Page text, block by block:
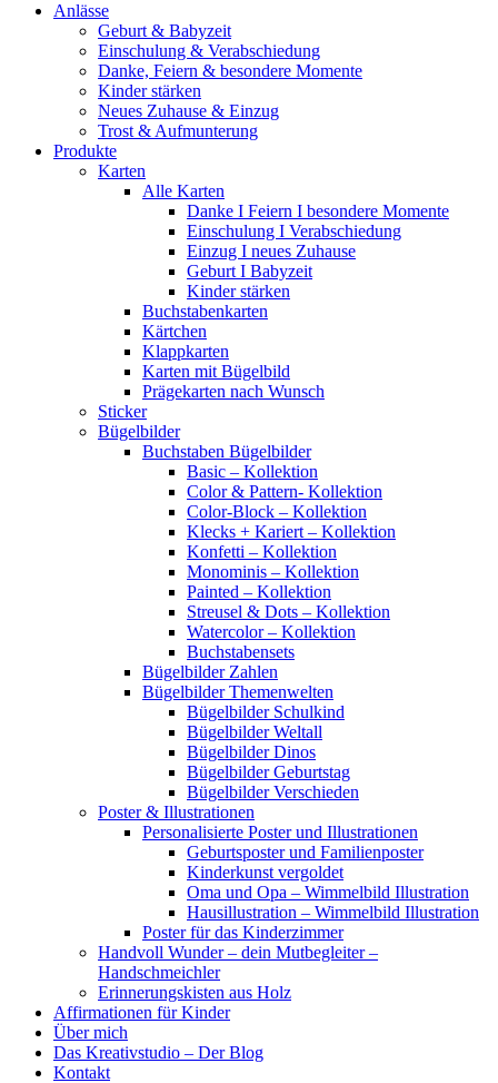
Anlässe
Geburt & Babyzeit
Einschulung & Verabschiedung
Danke, Feiern & besondere Momente
Kinder stärken
Neues Zuhause & Einzug
Trost & Aufmunterung
Produkte
Karten
Alle Karten
Danke I Feiern I besondere Momente
Einschulung I Verabschiedung
Einzug I neues Zuhause
Geburt I Babyzeit
Kinder stärken
Buchstabenkarten
Kärtchen
Klappkarten
Karten mit Bügelbild
Prägekarten nach Wunsch
Sticker
Bügelbilder
Buchstaben Bügelbilder
Basic – Kollektion
Color & Pattern- Kollektion
Color-Block – Kollektion
Klecks + Kariert – Kollektion
Konfetti – Kollektion
Monominis – Kollektion
Painted – Kollektion
Streusel & Dots – Kollektion
Watercolor – Kollektion
Buchstabensets
Bügelbilder Zahlen
Bügelbilder Themenwelten
Bügelbilder Schulkind
Bügelbilder Weltall
Bügelbilder Dinos
Bügelbilder Geburtstag
Bügelbilder Verschieden
Poster & Illustrationen
Personalisierte Poster und Illustrationen
Geburtsposter und Familienposter
Kinderkunst vergoldet
Oma und Opa – Wimmelbild Illustration
Hausillustration – Wimmelbild Illustration
Poster für das Kinderzimmer
Handvoll Wunder – dein Mutbegleiter –
Handschmeichler
Erinnerungskisten aus Holz
Affirmationen für Kinder
Über mich
Das Kreativstudio – Der Blog
Kontakt